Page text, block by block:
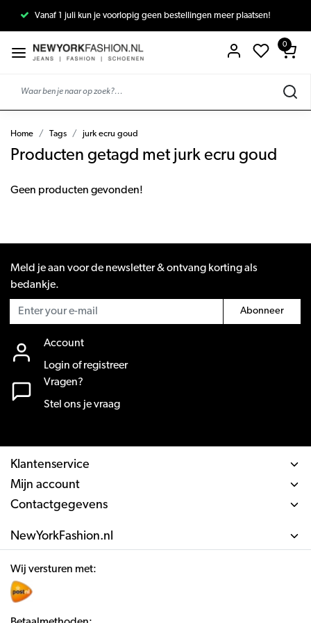
Vanaf 1 juli kun je voorlopig geen bestellingen meer plaatsen!
0
Home Tags jurk ecru goud
Producten getagd met jurk ecru goud
Geen producten gevonden!
Meld je aan voor de newsletter & ontvang korting als
bedankje.
Abonneer
Account
Login of registreer
Vragen?
Stel ons je vraag
Klantenservice
Mijn account
Contactgegevens
NewYorkFashion.nl
Wij versturen met: